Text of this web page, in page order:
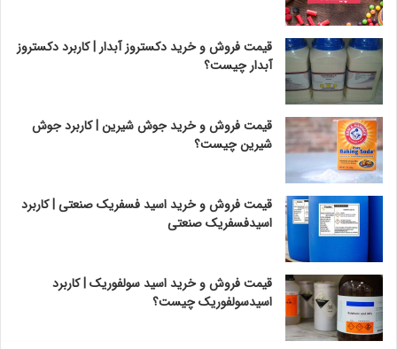
قیمت فروش و خرید دکستروز آبدار | کاربرد دکستروز
آبدار چیست؟
قیمت فروش و خرید جوش شیرین | کاربرد جوش
شیرین چیست؟
قیمت فروش و خرید اسید فسفریک صنعتی | کاربرد
اسیدفسفریک صنعتی
قیمت فروش و خرید اسید سولفوریک | کاربرد
اسیدسولفوریک چیست؟